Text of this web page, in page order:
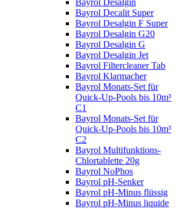
Bayrol Desalgin
Bayrol Decalit Super
Bayrol Desalgin F Super
Bayrol Desalgin G20
Bayrol Desalgin G
Bayrol Desalgin Jet
Bayrol Filtercleaner Tab
Bayrol Klarmacher
Bayrol Monats-Set für
Quick-Up-Pools bis 10m³
C1
Bayrol Monats-Set für
Quick-Up-Pools bis 10m³
C2
Bayrol Multifunktions-
Chlortablette 20g
Bayrol NoPhos
Bayrol pH-Senker
Bayrol pH-Minus flüssig
Bayrol pH-Minus liquide